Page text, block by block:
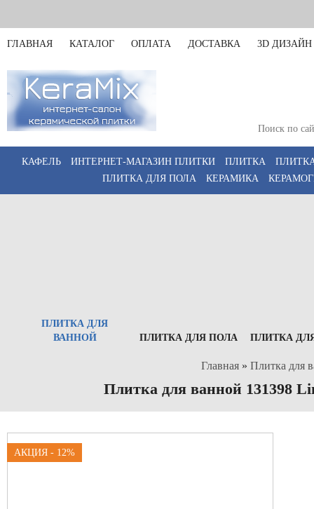
ГЛАВНАЯ КАТАЛОГ ОПЛАТА ДОСТАВКА 3D ДИЗАЙН
КАФЕЛЬ ИНТЕРНЕТ-МАГАЗИН ПЛИТКИ ПЛИТКА
ПЛИТКА ДЛЯ ПОЛА
КЕРАМИКА
ПЛИТКА ДЛЯ
ВАННОЙ
ПЛИТКА ДЛЯ ПОЛА ПЛИТКА
Главная » Плитка для
Плитка для ванной 131398
АКЦИЯ - 12%